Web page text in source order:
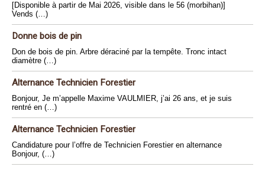
[Disponible à partir de Mai 2026, visible dans le 56 (morbihan)]
Vends (…)
Donne bois de pin
Don de bois de pin. Arbre déraciné par la tempête. Tronc intact
diamètre (…)
Alternance Technicien Forestier
Bonjour, Je m’appelle Maxime VAULMIER, j’ai 26 ans, et je suis
rentré en (…)
Alternance Technicien Forestier
Candidature pour l’offre de Technicien Forestier en alternance
Bonjour, (…)